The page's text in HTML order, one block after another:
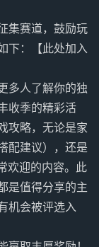
集赛道，鼓励玩
下：【此处加入
多人了解你的独
收季的精彩活
攻略，无论是家
配建议），还是
欢迎的内容。此
是值得分享的主
机会被评选入